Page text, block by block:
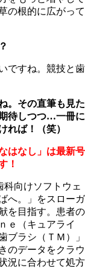
の根的に広がって
ですね。競技と歯
。その直筆も見た
待しつつ…一冊に
れば！（笑）
はなし」は最新号
！
科向けソフトウェ
へ。」をスローガ
を目指す。患者の
ｅ（キュアライ
ブラシ（ＴＭ）」
のデータをクラウ
況に合わせて処方